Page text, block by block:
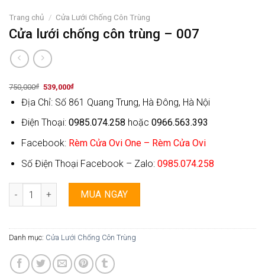
Trang chủ / Cửa Lưới Chống Côn Trùng
Cửa lưới chống côn trùng – 007
750,000₫
Original
was:
539,000₫Current
is:
539,000₫.
Địa Chỉ: Số 861 Quang Trung, Hà Đông, Hà Nội
Điện Thoại: 0985.074.258 hoặc 0966.563.393
Facebook: Rèm Cửa Ovi One – Rèm Cửa Ovi
Số Điện Thoại Facebook – Zalo: 0985.074.258
Cửa lưới chống côn trùng - 007 số lượng
MUA NGAY
Danh mục: Cửa Lưới Chống Côn Trùng